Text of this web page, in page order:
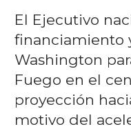
El Ejecutivo
financiamiento
Washington
Fuego en el
proyección
motivo del